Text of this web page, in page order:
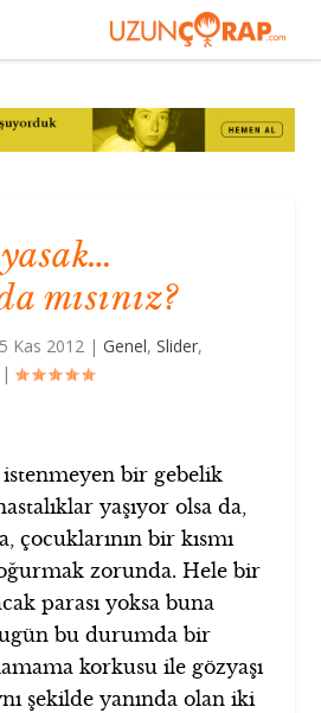
mısınız?
Kas 2012 |Genel,Slider,
|
istenmeyen bir gebelik
yaşıyor olsa da,
çocuklarının bir kısmı
zorunda. Hele bir
parası yoksa buna
bu durumda bir
korkusu ile gözyaşı
şekilde yanında olan iki